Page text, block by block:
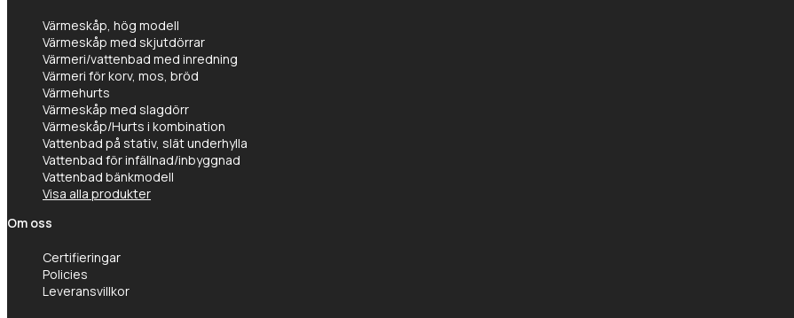
Värmeskåp, hög modell
Värmeskåp med skjutdörrar
Värmeri/vattenbad med inredning
Värmeri för korv, mos, bröd
Värmehurts
Värmeskåp med slagdörr
Värmeskåp/Hurts i kombination
Vattenbad på stativ, slät underhylla
Vattenbad för infällnad/inbyggnad
Vattenbad bänkmodell
Visa alla produkter
Om oss
Certifieringar
Policies
Leveransvillkor